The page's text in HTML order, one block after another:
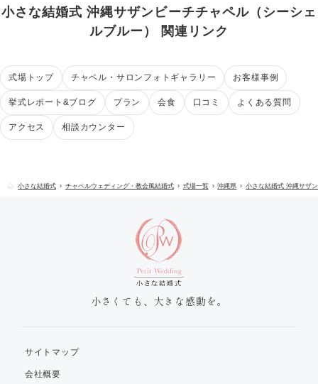
小さな結婚式 沖縄サザンビーチチャペル（シーシェ
ルブルー） 関連リンク
式場トップ チャペル・サロンフォトギャラリー お客様事例
挙式レポート&ブログ プラン 会食 口コミ よくある質問
アクセス 相談カウンター
小さな結婚式 チャペルウェディング・教会風結婚式 式場一覧 沖縄県 小さな結婚式 沖縄サザ
小さくても、大きな感動を。
サイトマップ
会社概要